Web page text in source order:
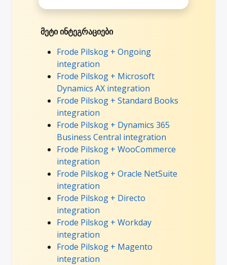
მეტი ინტეგრაციები
Frode Pilskog + Ongoing
integration
Frode Pilskog + Microsoft
Dynamics AX integration
Frode Pilskog + Standard Books
integration
Frode Pilskog + Dynamics 365
Business Central integration
Frode Pilskog + WooCommerce
integration
Frode Pilskog + Oracle NetSuite
integration
Frode Pilskog + Directo
integration
Frode Pilskog + Workday
integration
Frode Pilskog + Magento
integration